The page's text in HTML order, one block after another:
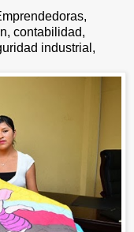
contabilidad,
industrial,